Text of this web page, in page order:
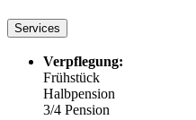
Services
Verpflegung:
Frühstück
Halbpension
3/4 Pension